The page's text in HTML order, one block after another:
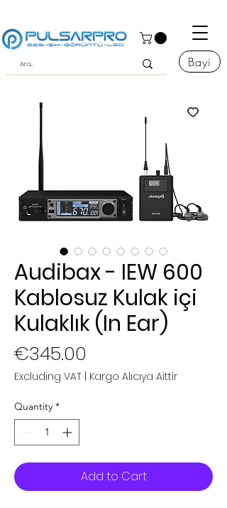
Bayi
Audibax - IEW 600
Kablosuz Kulak içi
Kulaklık (In Ear)
€345.00
Excluding VAT Kargo Alıcıya Aittir
Quantity *
Add to Cart